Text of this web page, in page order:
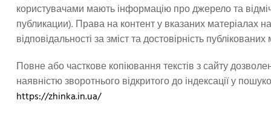
користувачами мають інформацію про джерело та
публикации). Права на контент у вказаних матеріалах
відповідальності за зміст та достовірність публікованих
Повне або часткове копіювання текстів з сайту
наявністю зворотнього відкритого до індексації у
https://zhinka.in.ua/